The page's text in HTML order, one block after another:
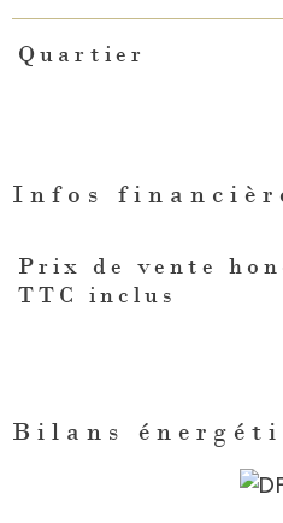
Quartier
Infos
Caractéristiques Valeurs
Prix de vente
TTC inclus
Bilans